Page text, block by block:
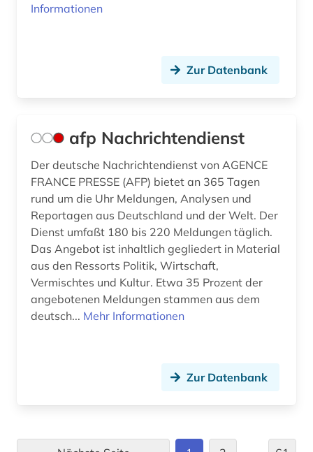
deutschland. finanzministerium (1)
deutschsprachige gemeinschaft belgien (1)
diagramm (1)
didaktik (1)
diebstahlsicherung (1)
dienstleistung (7)
dienstleistungsanbieter (1)
din (1)
Informationen
Zur Datenbank
afp Nachrichtendienst
Der deutsche Nachrichtendienst von AGENCE
FRANCE PRESSE (AFP) bietet an 365 Tagen
rund um die Uhr Meldungen, Analysen und
Reportagen aus Deutschland und der Welt. Der
Dienst umfaßt 180 bis 220 Meldungen täglich.
Das Angebot ist inhaltlich gegliedert in Material
aus den Ressorts Politik, Wirtschaft,
Vermischtes und Kultur. Etwa 35 Prozent der
angebotenen Meldungen stammen aus dem
deutsch... Mehr Informationen
Zur Datenbank